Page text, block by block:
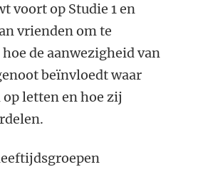
voort op Studie 1 en
vrienden om te
de aanwezigheid van
beïnvloedt waar
letten en hoe zij